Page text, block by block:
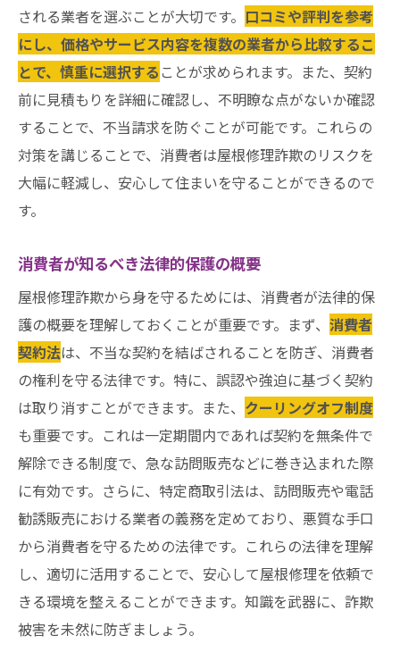
される業者を選ぶことが大切です。 口コミや評判を参考
にし、価格やサービス内容を複数の業者から比較するこ
とで、慎重に選択する ことが求められます。また、契約
前に見積もりを詳細に確認し、不明瞭な点がないか確認
することで、不当請求を防ぐことが可能です。これらの
対策を講じることで、消費者は屋根修理詐欺のリスクを
大幅に軽減し、安心して住まいを守ることができるので
す。
消費者が知るべき法律的保護の概要
屋根修理詐欺から身を守るためには、消費者が法律的保
護の概要を理解しておくことが重要です。まず、 消費者
契約法は、不当な契約を結ばされることを防ぎ、消費者
の権利を守る法律です。特に、誤認や強迫に基づく契約
は取り消すことができます。また、 クーリングオフ制度
も重要です。これは一定期間内であれば契約を無条件で
解除できる制度で、急な訪問販売などに巻き込まれた際
に有効です。さらに、特定商取引法は、訪問販売や電話
勧誘販売における業者の義務を定めており、悪質な手口
から消費者を守るための法律です。これらの法律を理解
し、適切に活用することで、安心して屋根修理を依頼で
きる環境を整えることができます。知識を武器に、詐欺
被害を未然に防ぎましょう。